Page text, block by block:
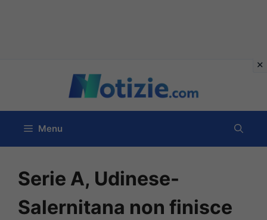
contenuto
Menu
Serie A, Udinese-
Salernitana non finisce